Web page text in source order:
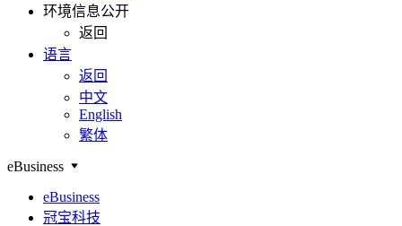
环境信息公开
返回
语言
返回
中文
English
繁体
eBusiness
eBusiness
冠宝科技